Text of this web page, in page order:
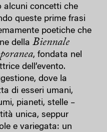
alcuni concetti che
queste prime frasi
poetiche che
della Biennale
, fondata nel
dell’evento.
dove la
di esseri umani,
pianeti, stelle –
unica, seppur
e variegata: un